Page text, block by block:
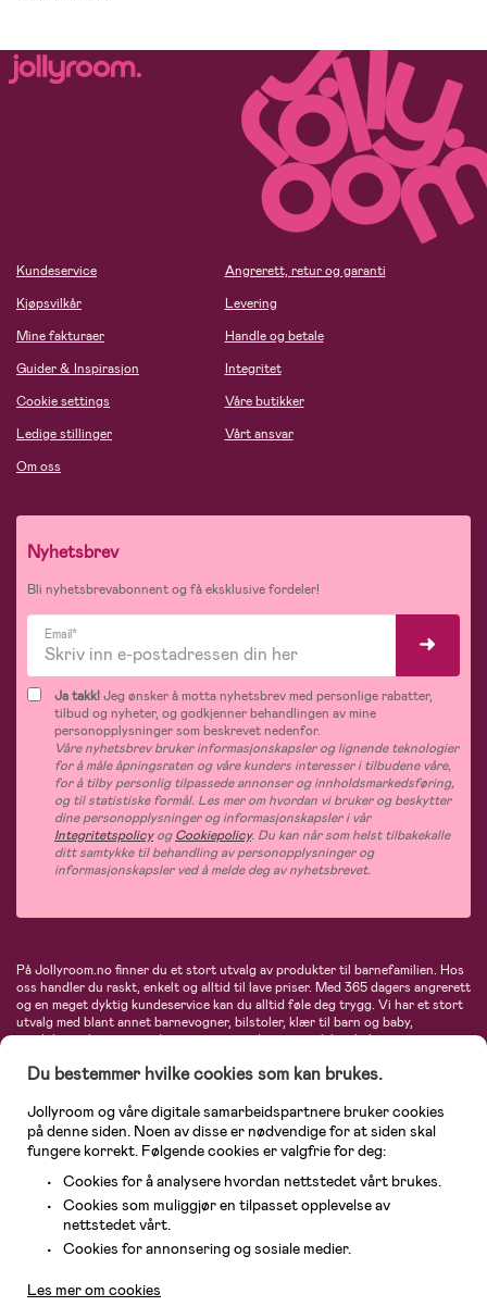
Kundeservice
Kjøpsvilkår
Mine fakturaer
Guider & Inspirasjon
Cookie settings
Ledige stillinger
Om oss
Angrerett, retur og garanti
Levering
Handle og betale
Integritet
Våre butikker
Vårt ansvar
Nyhetsbrev
Bli nyhetsbrevabonnent og få eksklusive fordeler!
Email*
Ja takk!Jeg ønsker å motta nyhetsbrev med personlige rabatter,
tilbud og nyheter, og godkjenner behandlingen av mine
personopplysninger som beskrevet nedenfor.
Våre nyhetsbrev bruker informasjonskapsler og lignende teknologier
for å måle åpningsraten og våre kunders interesser i tilbudene våre,
for å tilby personlig tilpassede annonser og innholdsmarkedsføring,
og til statistiske formål. Les mer om hvordan vi bruker og beskytter
dine personopplysninger og informasjonskapsler i vår
IntegritetspolicyogCookiepolicy. Du kan når som helst tilbakekalle
ditt samtykke til behandling av personopplysninger og
informasjonskapsler ved å melde deg av nyhetsbrevet.
På Jollyroom.no finner du et stort utvalg av produkter til barnefamilien. Hos
oss handler du raskt, enkelt og alltid til lave priser. Med 365 dagers angrerett
og en meget dyktig kundeservice kan du alltid føle deg trygg. Vi har et stort
utvalg med blant annet barnevogner, bilstoler, klær til barn og baby,
produkter til mor, mengder av inspirerende interiør, leker, babyustyr og mye
Maxi-Cosi, Baby Jogger, BabyBjörn, Didriksons, KidKraft, Ergobaby, Philips
største nettbutikk for barn og baby!
Du bestemmer hvilke cookies som kan brukes.
Jollyroom og våre digitale samarbeidspartnere bruker cookies
på denne siden. Noen av disse er nødvendige for at siden skal
fungere korrekt. Følgende cookies er valgfrie for deg:
Cookies for å analysere hvordan nettstedet vårt brukes.
Cookies som muliggjør en tilpasset opplevelse av
nettstedet vårt.
Cookies for annonsering og sosiale medier.
Les mer om cookies